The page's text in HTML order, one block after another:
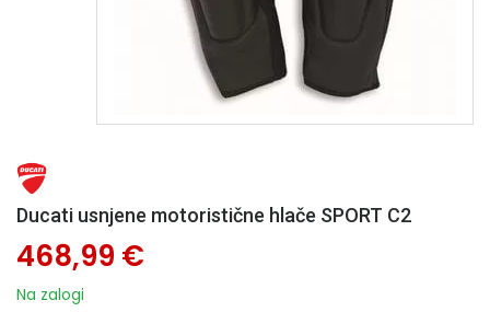
Ducati usnjene motoristične hlače SPORT C2
468,99 €
Na zalogi